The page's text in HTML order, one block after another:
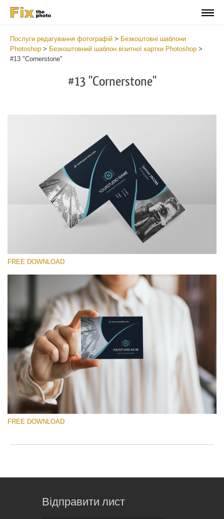
Послуги редагування фотографій > Безкоштовні шаблони
Photoshop > Безкоштовний шаблон візитної картки Photoshop >
#13 "Cornerstone"
#13 "Cornerstone"
Please select
Free Template #13
Photography Flyer Template
Free download
FREE DOWNLOAD
FREE DOWNLOAD
Відправити лист